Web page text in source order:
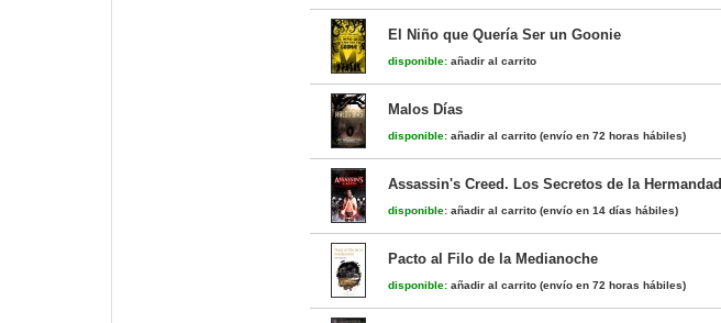
El Niño que Quería Ser un Goonie
disponible: añadir al carrito
Malos Días
disponible: añadir al carrito (envío en 72 horas hábiles)
Assassin's Creed. Los Secretos de la Hermandad
disponible: añadir al carrito (envío en 14 días hábiles)
Pacto al Filo de la Medianoche
disponible: añadir al carrito (envío en 72 horas hábiles)